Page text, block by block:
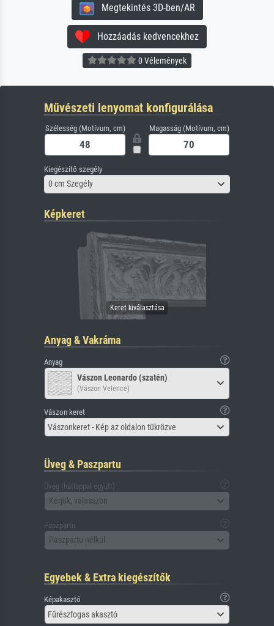
Megtekintés 3D-ben/AR
Hozzáadás kedvencekhez
0 Vélemények
Művészeti lenyomat konfigurálása
Szélesség (Motívum, cm) Magasság (Motívum, cm)
Kiegészítő szegély
0 cm Szegély
Képkeret
Anyag & Vakráma
Anyag
Vászon Leonardo (szatén)
(Vászon Velence)
Vászon keret
Vászonkeret - Kép az oldalon tükrözve
Üveg & Paszpartu
Üveg (hátlappal együtt)
Kérjük, válasszon
Paszpartu
Paszpartu nélkül
Egyebek & Extra kiegészítők
Képakasztó
Fűrészfogas akasztó